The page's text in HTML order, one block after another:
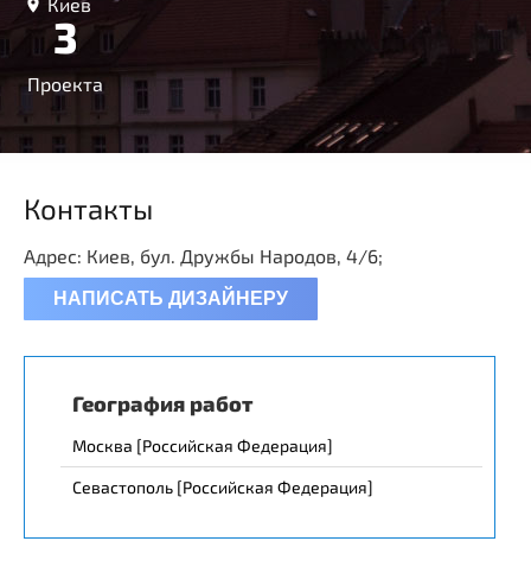
3
Проекта
Контакты
Адрес: Киев, бул. Дружбы Народов, 4/6;
НАПИСАТЬ ДИЗАЙНЕРУ
География работ
Москва [Российская Федерация]
Севастополь [Российская Федерация]